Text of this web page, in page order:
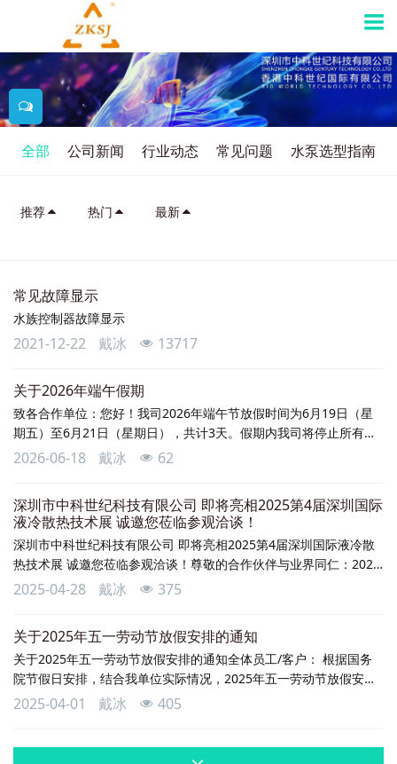
全部 公司新闻 行业动态 常见问题 水泵选型指南
推荐 热门 最新
常见故障显示
水族控制器故障显示
2021-12-22 戴冰 13717
关于2026年端午假期
致各合作单位：您好！我司2026年端午节放假时间为6月19日（星
期五）至6月21日（星期日），共计3天。假期内我司将停止所有生
产作业及物流发货服务，所有待交付订单将顺延至6月22日（星期
前与我司对接专员确认，为您提前安排处理。假期期间对接专员将
保持通讯在线，如有任何问题可随时
2026-06-18 戴冰 62
深圳市中科世纪科技有限公司 即将亮相2025第4届深圳国际
液冷散热技术展 诚邀您莅临参观洽谈！
深圳市中科世纪科技有限公司 即将亮相2025第4届深圳国际液冷散
热技术展 诚邀您莅临参观洽谈！尊敬的合作伙伴与业界同仁：‌2025
第4届深圳国际液冷散热技术展‌ 即将于 ‌6月4日-6日‌ 在深圳国际会展
迎您莅临现场参观交流，共探液冷散热技术创新未来！‌我们的亮
点：‌✅
2025-04-28 戴冰 375
关于2025年五一劳动节放假安排的通知
关于2025年五一劳动节放假安排的通知全体员工/客户： 根据国务
院节假日安排，结合我单位实际情况，2025年五一劳动节放假安排
如下：一、放假时间 5月1日（星期四）至5月5日（星期一）放假调
2025-04-01 戴冰 405